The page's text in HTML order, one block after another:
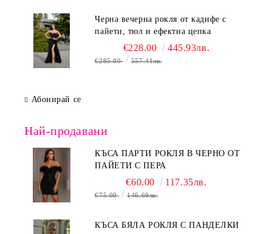
Черна вечерна рокля от кадифе с
пайети, тюл и ефектна цепка
€228.00 445.93лв.
€285.00 557.41лв.
Абонирай се
Най-продавани
КЪСА ПАРТИ РОКЛЯ В ЧЕРНО ОТ
ПАЙЕТИ С ПЕРА
€60.00 117.35лв.
€75.00 146.69лв.
КЪСА БЯЛА РОКЛЯ С ПАНДЕЛКИ